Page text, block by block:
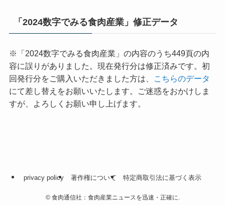
「2024数字でみる食肉産業」修正データ
※「2024数字でみる食肉産業」の内容のうち449頁の内
容に誤りがありました。現在発行分は修正済みです。初
回発行分をご購入いただきました方は、
こちらのデータ
にて差し替えをお願いいたします。ご迷惑をおかけしま
すが、よろしくお願い申し上げます。
privacy policy 著作権について 特定商取引法に基づく表示
©食肉通信社：食肉産業ニュースを迅速・正確に.